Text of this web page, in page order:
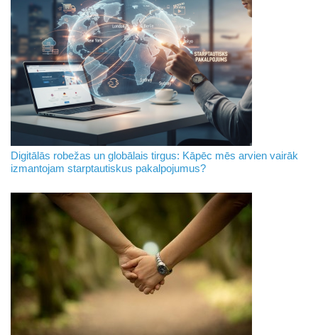
Digitālās robežas un globālais tirgus: Kāpēc mēs arvien vairāk
izmantojam starptautiskus pakalpojumus?